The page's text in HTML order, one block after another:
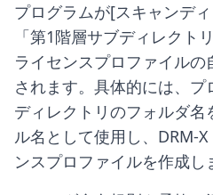
プログラムが[スキャンデ
「第1階層サブディレクト
ライセンスプロファイル
されます。具体的には、
ディレクトリのフォルダ名
ル名として使用し、DRM-
ンスプロファイルを作成し